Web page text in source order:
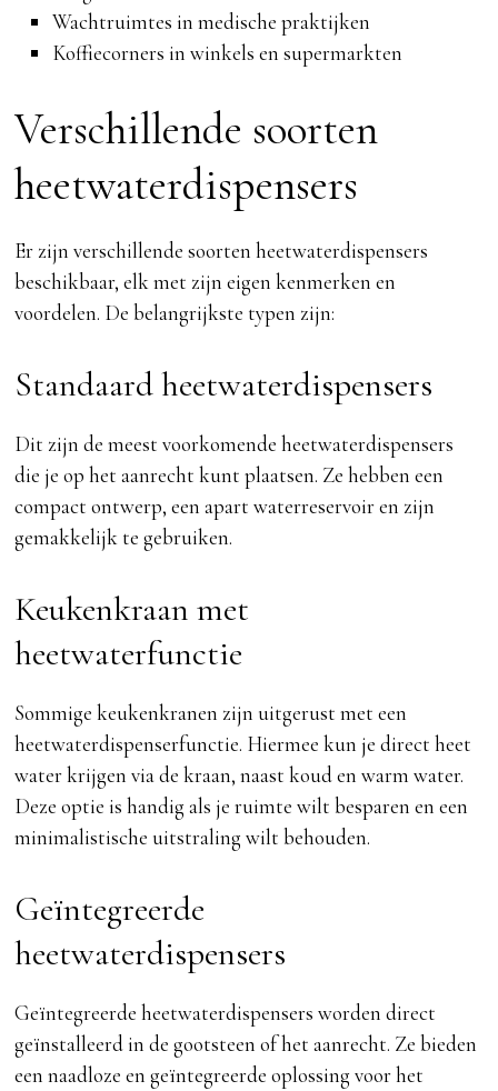
Wachtruimtes in medische praktijken
Koffiecorners in winkels en supermarkten
Verschillende soorten
heetwaterdispensers
Er zijn verschillende soorten heetwaterdispensers
beschikbaar, elk met zijn eigen kenmerken en
voordelen. De belangrijkste typen zijn:
Standaard heetwaterdispensers
Dit zijn de meest voorkomende heetwaterdispensers
die je op het aanrecht kunt plaatsen. Ze hebben een
compact ontwerp, een apart waterreservoir en zijn
gemakkelijk te gebruiken.
Keukenkraan met
heetwaterfunctie
Sommige keukenkranen zijn uitgerust met een
heetwaterdispenserfunctie. Hiermee kun je direct heet
water krijgen via de kraan, naast koud en warm water.
Deze optie is handig als je ruimte wilt besparen en een
minimalistische uitstraling wilt behouden.
Geïntegreerde
heetwaterdispensers
Geïntegreerde heetwaterdispensers worden direct
geïnstalleerd in de gootsteen of het aanrecht. Ze bieden
een naadloze en geïntegreerde oplossing voor het